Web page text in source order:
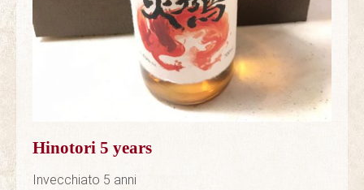
Hinotori 5 years
Invecchiato 5 anni